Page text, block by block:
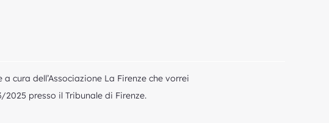
cura dell’Associazione La Firenze che vorrei
presso il Tribunale di Firenze.